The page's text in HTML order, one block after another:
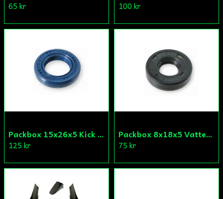
65 kr 100 kr
Packbox 15x26x5 Kick Aprilia/Derbi/Gilera (original)
125 kr
Packbox 8x18x5 Vattenpump Aprilia/Derbi/Gilera (original)
75 kr